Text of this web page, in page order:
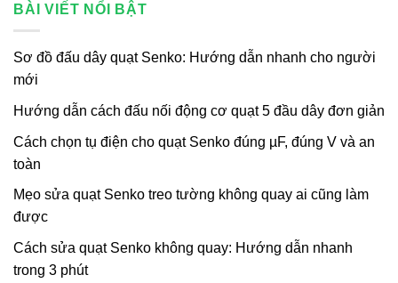
BÀI VIẾT NỔI BẬT
Sơ đồ đấu dây quạt Senko: Hướng dẫn nhanh cho người
mới
Hướng dẫn cách đấu nối động cơ quạt 5 đầu dây đơn giản
Cách chọn tụ điện cho quạt Senko đúng µF, đúng V và an
toàn
Mẹo sửa quạt Senko treo tường không quay ai cũng làm
được
Cách sửa quạt Senko không quay: Hướng dẫn nhanh
trong 3 phút